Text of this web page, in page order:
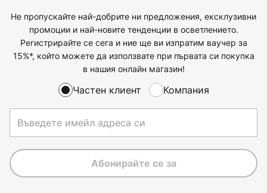
Не пропускайте най-добрите ни предложения, ексклузивни
промоции и най-новите тенденции в осветлението.
Регистрирайте се сега и ние ще ви изпратим ваучер за
15%*, който можете да използвате при първата си покупка
в нашия онлайн магазин!
Частен клиент Компания
Абонирайте се за